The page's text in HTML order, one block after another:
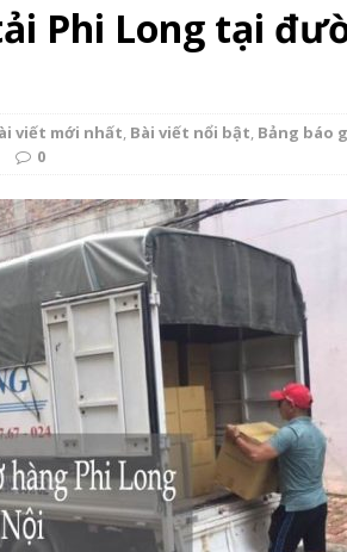
Phi Long tại
viết mới nhất, Bài viết nổi bật, Bảng báo
0